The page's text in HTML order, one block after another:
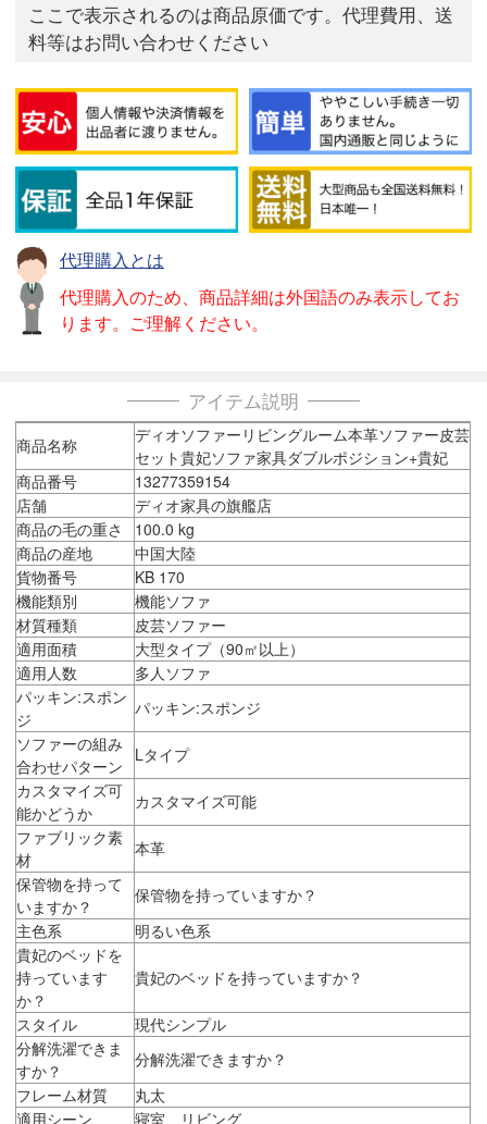
ここで表示されるのは商品原価です。代理費用、送
料等はお問い合わせください
代理購入とは
代理購入のため、商品詳細は外国語のみ表示してお
ります。ご理解ください。
アイテム説明
商品名称
ディオソファーリビングルーム本革ソファー皮芸
セット貴妃ソファ家具ダブルポジション+貴妃
商品番号
13277359154
店舗
ディオ家具の旗艦店
商品の毛の重さ
100.0 kg
商品の産地
中国大陸
貨物番号
KB 170
機能類別
機能ソファ
材質種類
皮芸ソファー
適用面積
大型タイプ（90㎡以上）
適用人数
多人ソファ
パッキン:スポン
ジ
パッキン:スポンジ
ソファーの組み
合わせパターン
Lタイプ
カスタマイズ可
能かどうか
カスタマイズ可能
ファブリック素
材
本革
保管物を持って
いますか？
保管物を持っていますか？
主色系
明るい色系
貴妃のベッドを
持っています
か？
貴妃のベッドを持っていますか？
スタイル
現代シンプル
分解洗濯できま
すか？
分解洗濯できますか？
フレーム材質
丸太
適用シーン
寝室、リビング